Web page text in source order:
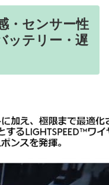
・センサー性
ッテリー・遅